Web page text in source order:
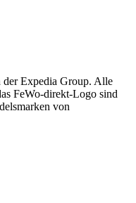
Expedia Group. Alle
FeWo-direkt-Logo sind
von